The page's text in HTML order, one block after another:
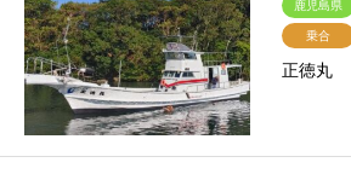
鹿児島県
乗合
正徳丸